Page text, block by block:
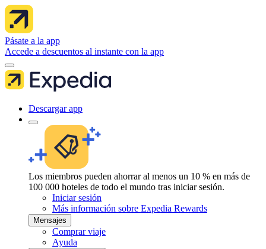
Pásate a la app
Accede a descuentos al instante con la app
Descargar app
Los miembros pueden ahorrar al menos un 10 % en más de
100 000 hoteles de todo el mundo tras iniciar sesión.
Iniciar sesión
Más información sobre Expedia Rewards
Mensajes
Comprar viaje
Ayuda